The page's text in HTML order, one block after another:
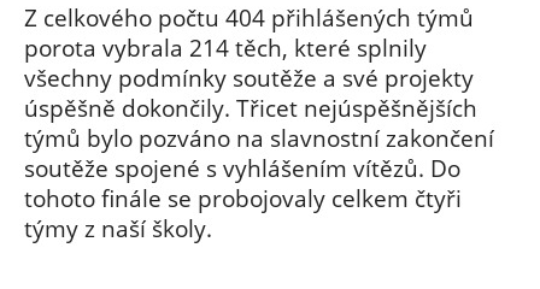
Z celkového počtu 404 přihlášených týmů
porota vybrala 214 těch, které splnily
všechny podmínky soutěže a své projekty
úspěšně dokončily. Třicet nejúspěšnějších
týmů bylo pozváno na slavnostní zakončení
soutěže spojené s vyhlášením vítězů. Do
tohoto finále se probojovaly celkem čtyři
týmy z naší školy.